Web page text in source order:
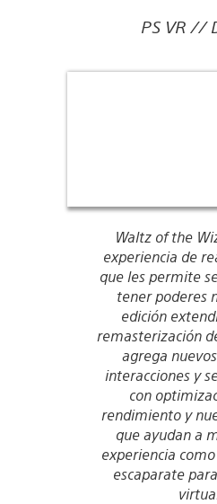
PS VR //
Waltz of the
experiencia de
que les permite
tener poderes
edición
remasterización
agrega
interacciones y
con
rendimiento y
que ayudan a
experiencia
escaparate